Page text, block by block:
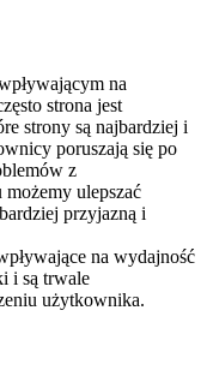
na
strona jest
strony są najbardziej i
poruszają się po
z
ulepszać
przyjazną i
na wydajność
i są trwale
użytkownika.